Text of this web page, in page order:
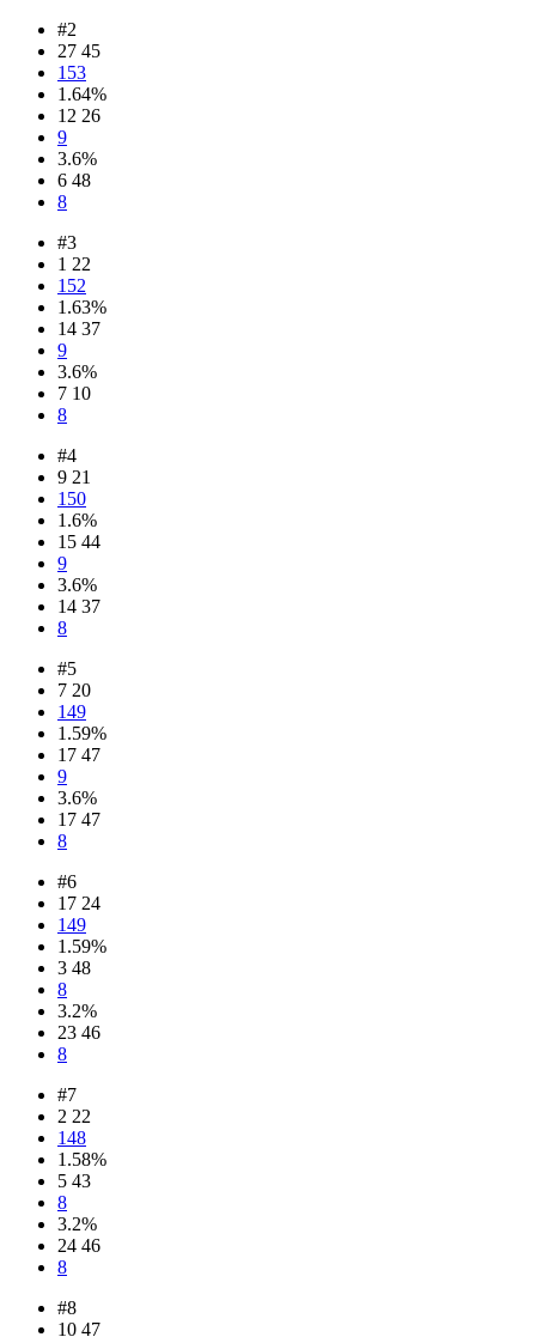
#2
27 45
153
1.64%
12 26
9
3.6%
6 48
8
#3
1 22
152
1.63%
14 37
9
3.6%
7 10
8
#4
9 21
150
1.6%
15 44
9
3.6%
14 37
8
#5
7 20
149
1.59%
17 47
9
3.6%
17 47
8
#6
17 24
149
1.59%
3 48
8
3.2%
23 46
8
#7
2 22
148
1.58%
5 43
8
3.2%
24 46
8
#8
10 47